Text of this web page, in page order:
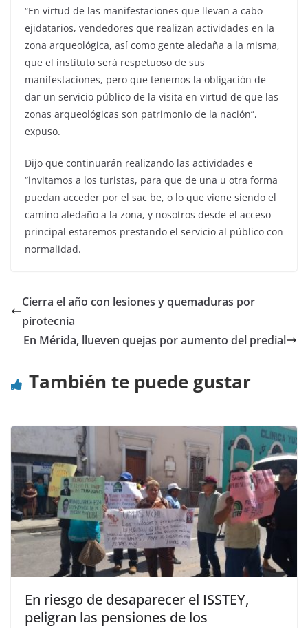
“En virtud de las manifestaciones que llevan a cabo
ejidatarios, vendedores que realizan actividades en la
zona arqueológica, así como gente aledaña a la misma,
que el instituto será respetuoso de sus
manifestaciones, pero que tenemos la obligación de
dar un servicio público de la visita en virtud de que las
zonas arqueológicas son patrimonio de la nación”,
expuso.
Dijo que continuarán realizando las actividades e
“invitamos a los turistas, para que de una u otra forma
puedan acceder por el sac be, o lo que viene siendo el
camino aledaño a la zona, y nosotros desde el acceso
principal estaremos prestando el servicio al público con
normalidad.
Cierra el año con lesiones y quemaduras por
pirotecnia
En Mérida, llueven quejas por aumento del predial
También te puede gustar
En riesgo de desaparecer el ISSTEY,
peligran las pensiones de los